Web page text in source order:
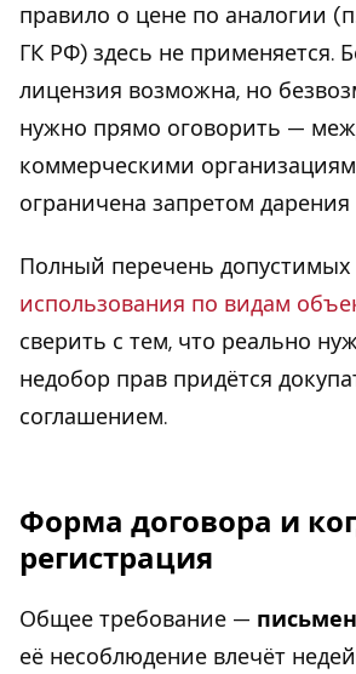
правило о цене по аналогии
ГК РФ) здесь не применяется.
лицензия возможна, но
нужно прямо оговорить —
коммерческими
ограничена запретом дарения
Полный перечень допустимых
использования по видам
сверить с тем, что реально
недобор прав придётся
соглашением.
Форма договора и
регистрация
Общее требование —
её несоблюдение влечёт